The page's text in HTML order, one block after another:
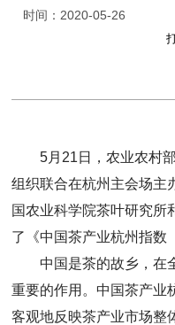
时间： 2020-05-26
5月21日，农业农村部
组织联合在杭州主会场主
国农业科学院茶叶研究所
了《中国茶产业杭州指数
中国是茶的故乡，在
重要的作用。中国茶产业
客观地反映茶产业市场整